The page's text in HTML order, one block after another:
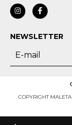
NEWSLETTER
COPYRIGHT